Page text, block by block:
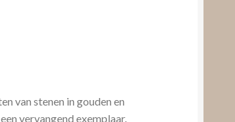
van stenen in gouden en
vervangend exemplaar.